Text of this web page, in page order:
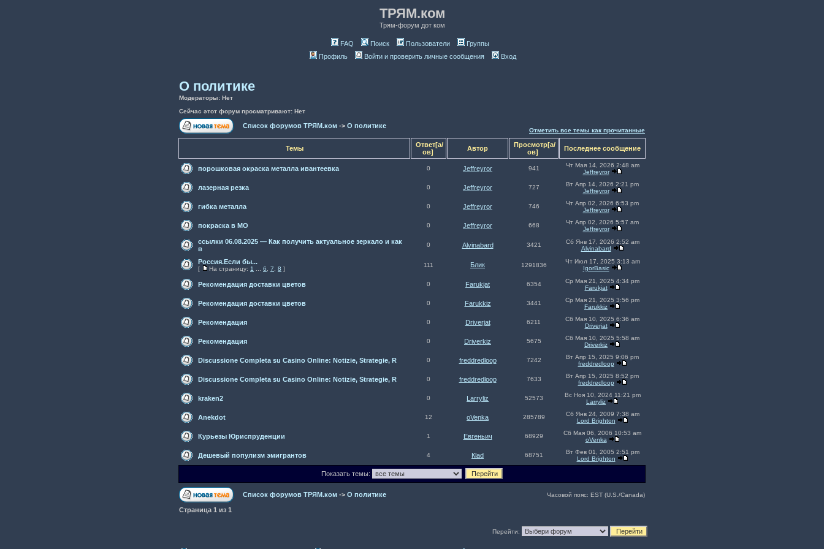
ТРЯМ.ком
Трям-форум дот ком
FAQ Поиск Пользователи
Группы
Профиль
Войти и проверить личные сообщения Вход
О политике
Модераторы: Нет
Сейчас этот форум просматривают: Нет
Список форумов ТРЯМ.ком -> О политике
Отметить все темы как прочитанные
Темы
Ответ[а/
ов]
Автор
Просмотр[а/
ов]
Последнее сообщение
порошковая окраска металла ивантеевка 0 Jeffreyror 941
Чт Мая 14, 2026 2:48 am
Jeffreyror
лазерная резка 0 Jeffreyror 727
Вт Апр 14, 2026 2:21 pm
Jeffreyror
гибка металла 0 Jeffreyror 746
Чт Апр 02, 2026 6:53 pm
Jeffreyror
покраска в МО 0 Jeffreyror 668
Чт Апр 02, 2026 5:57 am
Jeffreyror
ссылки 06.08.2025 — Как получить актуальное зеркало и как
в
0 Alvinabard 3421
Сб Янв 17, 2026 2:52 am
Alvinabard
Россия.Если бы...
[ На страницу: 1 6 7 8 ]
111 Блик 1291836
Чт Июл 17, 2025 3:13 am
IgorBasic
Рекомендация доставки цветов 0 Farukjat 6354
Ср Мая 21, 2025 4:34 pm
Farukjat
Рекомендация доставки цветов 0 Farukkiz 3441
Ср Мая 21, 2025 3:56 pm
Farukkiz
Рекомендация 0 Driverjat 6211
Сб Мая 10, 2025 6:36 am
Driverjat
Рекомендация 0 Driverkiz 5675
Сб Мая 10, 2025 5:58 am
Driverkiz
Discussione Completa su Casino Online: Notizie, Strategie, R 0 freddredloop 7242
Вт Апр 15, 2025 9:06 pm
freddredloop
Discussione Completa su Casino Online: Notizie, Strategie, R 0 freddredloop 7633
Вт Апр 15, 2025 8:52 pm
freddredloop
kraken2 0 Larryliz 52573
Вс Ноя 10, 2024 11:21 pm
Larryliz
Anekdot 12 oVenka 285789
Сб Янв 24, 2009 7:38 am
Lord Brighton
Курьезы Юриспруденции 1 Евгеньич 68929
Сб Мая 06, 2006 10:53 am
oVenka
Дешевый популизм эмигрантов 4 Кlаd 68751
Вт Фев 01, 2005 2:51 pm
Lord Brighton
Показать темы:
Список форумов ТРЯМ.ком -> О политике Часовой пояс: EST (U.S./Canada)
Страница 1 из 1
Перейти: